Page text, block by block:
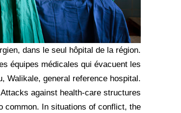
dans le seul hôpital de la région.
équipes médicales qui évacuent les
Walikale, general reference hospital.
against health-care structures
common. In situations of conflict, the